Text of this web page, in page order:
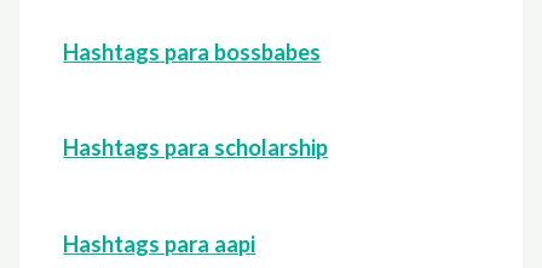
Hashtags para bossbabes
Hashtags para scholarship
Hashtags para aapi